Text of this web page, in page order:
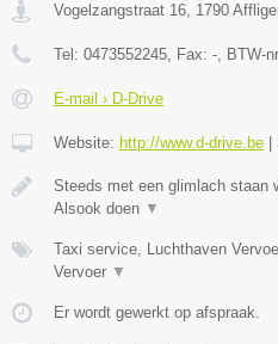
Vogelzangstraat 16, 1790
Tel: 0473552245, Fax: -, BTW-
E-mail › D-Drive
Website: http://www.d-drive.be
Steeds met een glimlach staan
Alsook doen ▼
Taxi service, Luchthaven
Vervoer ▼
Er wordt gewerkt op afspraak.